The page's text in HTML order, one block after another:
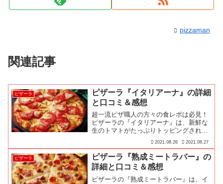
pizzaman
関連記事
ピザーラ
ピザーラ『イタリアーナ』の詳細
と口コミ＆感想
超一流ピザ職人の方々の食レポは必見！
ピザーラの『イタリアーナ』は、新鮮な
生のトマトがたっぷりトッピングされて
いるので、ジューシーなトマトの甘みを
ダイレクトに感じられ…
2021.08.26 2021.08.27
ピザーラ
ピザーラ『熟成ミートラバー』の
詳細と口コミ＆感想
ピザーラの『熟成ミートラバー』は、イ